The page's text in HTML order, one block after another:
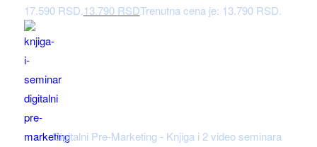
17.590 RSD.13.790 RSDTrenutna cena je: 13.790 RSD.
Digitalni Pre-Marketing - Knjiga i 2 video seminara